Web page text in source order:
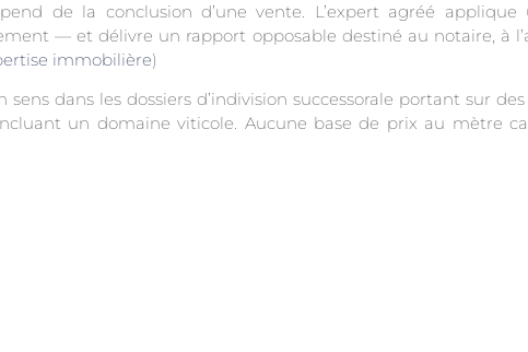
de la conclusion d’une vente. L’expert agréé
— et délivre un rapport opposable destiné au notaire, à
immobilière)
dans les dossiers d’indivision successorale portant sur
un domaine viticole. Aucune base de prix au mètre